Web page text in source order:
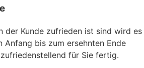
der Kunde zufrieden ist sind wird es
Anfang bis zum ersehnten Ende
für Sie fertig.